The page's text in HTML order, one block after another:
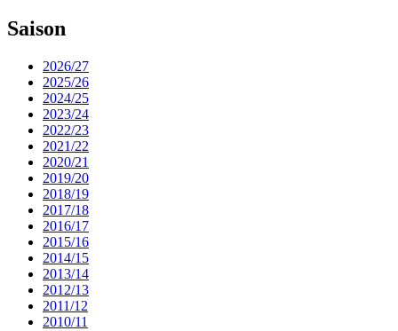
Saison
2026/27
2025/26
2024/25
2023/24
2022/23
2021/22
2020/21
2019/20
2018/19
2017/18
2016/17
2015/16
2014/15
2013/14
2012/13
2011/12
2010/11